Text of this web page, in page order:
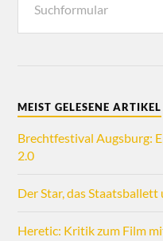
MEIST GELESENE ARTIKEL
Brechtfestival Augsburg:
2.0
Der Star, das
Heretic: Kritik zum Film